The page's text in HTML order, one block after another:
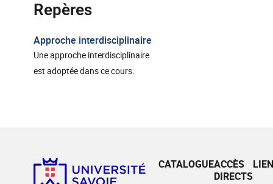
Repères
Approche interdisciplinaire
Une approche interdisciplinaire
est adoptée dans ce cours.
CATALOGUEACCÈS
DIRECTS